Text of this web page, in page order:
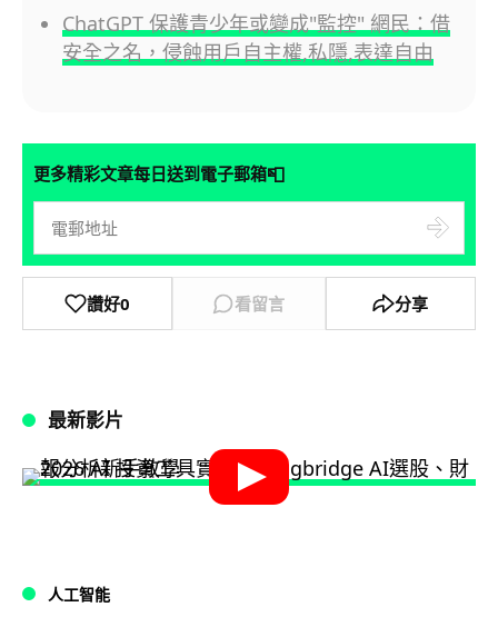
ChatGPT 保護青少年或變成"監控" 網民：借
安全之名，侵蝕用戶自主權,私隱,表達自由
更多精彩文章每日送到電子郵箱📮
讚好0 看留言 分享
最新影片
人工智能